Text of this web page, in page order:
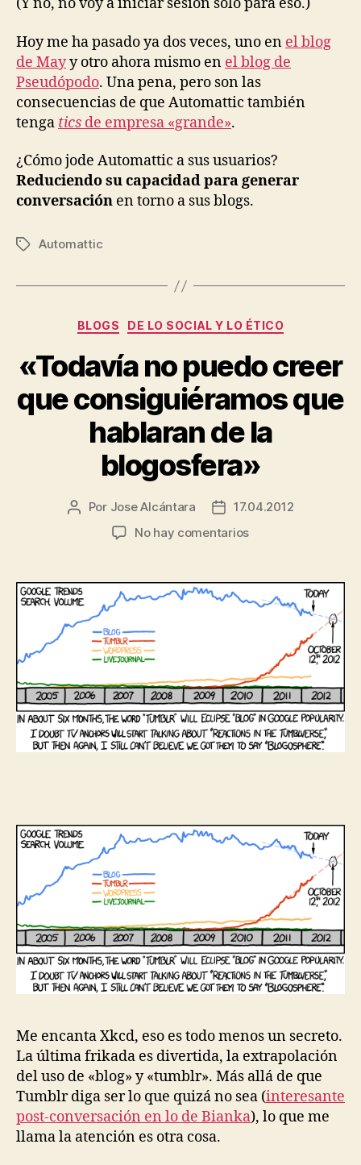
(Y no, no voy a iniciar sesión sólo para eso.)
Hoy me ha pasado ya dos veces, uno en el blog
de Mayy otro ahora mismo en el blog de
Pseudópodo. Una pena, pero son las
consecuencias de que Automattic también
tenga tics de empresa «grande».
¿Cómo jode Automattic a sus usuarios?
Reduciendo su capacidad para generar
conversación en torno a sus blogs.
Etiquetas
Automattic
Categorías
BLOGS DE LO SOCIAL Y LO ÉTICO
«Todavía no puedo creer
que consiguiéramos que
hablaran de la
blogosfera»
Autor
Por Jose Alcántara
Fecha
de
17.04.2012
No hay comentariosen
puedo
creer
consiguiéramos
hablaran
de
la
blogosfera»
Me encanta Xkcd, eso es todo menos un secreto.
La última frikada es divertida, la extrapolación
del uso de «blog» y «tumblr». Más allá de que
Tumblr diga ser lo que quizá no sea (interesante
post-conversación en lo de Bianka), lo que me
llama la atención es otra cosa.